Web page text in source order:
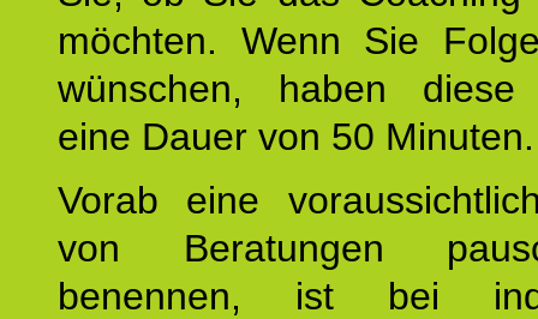
möchten. Wenn Sie
wünschen, haben diese
eine Dauer von 50 Minuten.
Vorab eine
von Beratungen
benennen, ist bei